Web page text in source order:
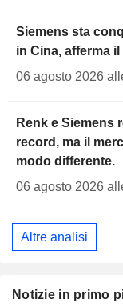
Siemens sta
in Cina, afferma il
06 agosto 2026
Renk e Siemens
record, ma il
modo differente.
06 agosto 2026
Altre analisi
Notizie in primo